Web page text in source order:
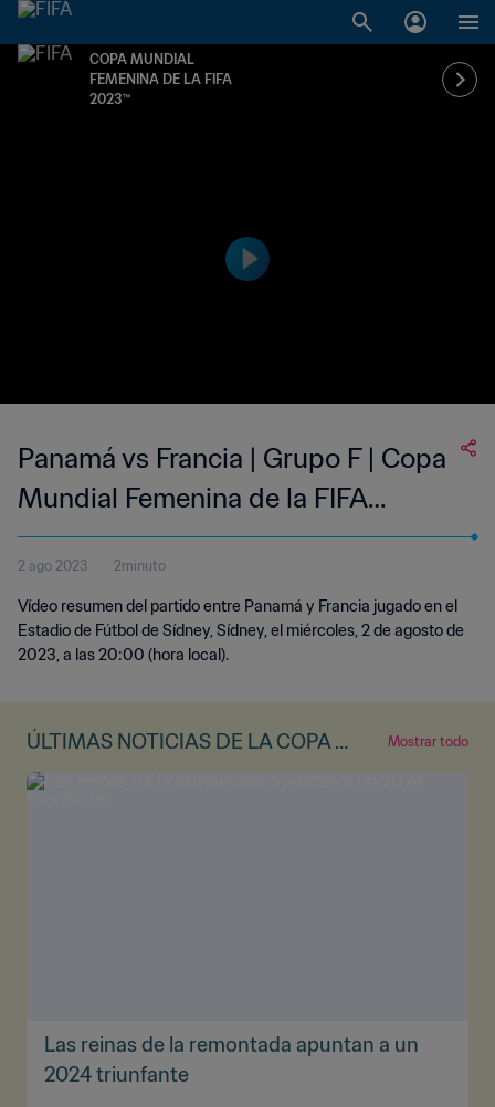
COPA MUNDIAL
FEMENINA DE LA FIFA
2023™
Panamá vs Francia | Grupo F | Copa
Mundial Femenina de la FIFA
Australia & Nueva Zelanda 2023™ |
Highlights (Sin relato)
2 ago 2023 2minuto
Vídeo resumen del partido entre Panamá y Francia jugado en el
Estadio de Fútbol de Sídney, Sídney, el miércoles, 2 de agosto de
2023, a las 20:00 (hora local).
ÚLTIMAS NOTICIAS DE LA COPA M
UNDIAL FEMENINA DE LA FIFA™
Mostrar todo
Las reinas de la remontada apuntan a un
2024 triunfante